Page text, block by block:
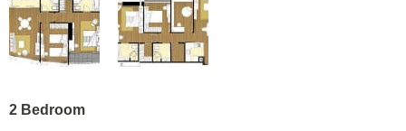
2 Bedroom